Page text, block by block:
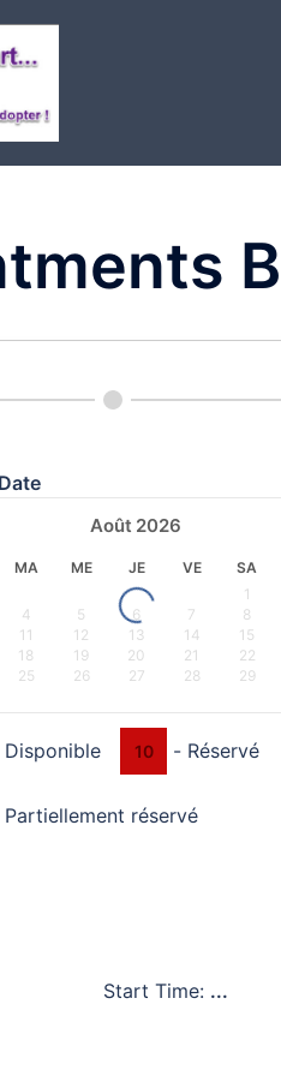
Août 2026
MA ME JE VE SA
1
4 5 6 7 8
11 12 13 14 15
18 19 20 21 22
25 26 27 28 29
Disponible 10 - Réservé
Partiellement réservé
Start Time: ...